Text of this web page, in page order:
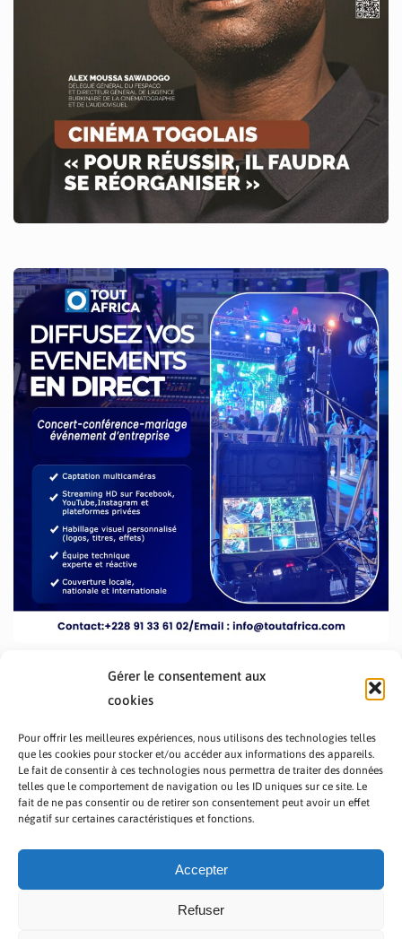
Gérer le consentement aux
cookies
Pour offrir les meilleures expériences, nous utilisons des technologies telles
que les cookies pour stocker et/ou accéder aux informations des appareils.
Le fait de consentir à ces technologies nous permettra de traiter des données
telles que le comportement de navigation ou les ID uniques sur ce site. Le
fait de ne pas consentir ou de retirer son consentement peut avoir un effet
négatif sur certaines caractéristiques et fonctions.
Accepter
Refuser
PRÉSENTATION TOUTAFRICA
A PROPOS